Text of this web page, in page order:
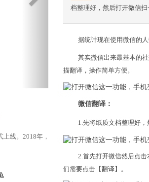
上线。2018年，GMV突破30亿元，累计销售40...
档整理好，然后打开微信
据统计现在使用微信的
其实微信出来最基本的
描翻译，操作简单方便。
微信翻译：
1.先将纸质文档整理好，
2.首先打开微信然后点
们需要点击【翻译】。